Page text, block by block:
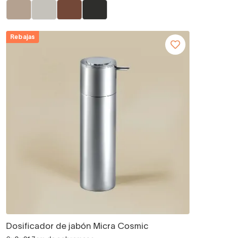
Rebajas
Dosificador de jabón Micra Cosmic